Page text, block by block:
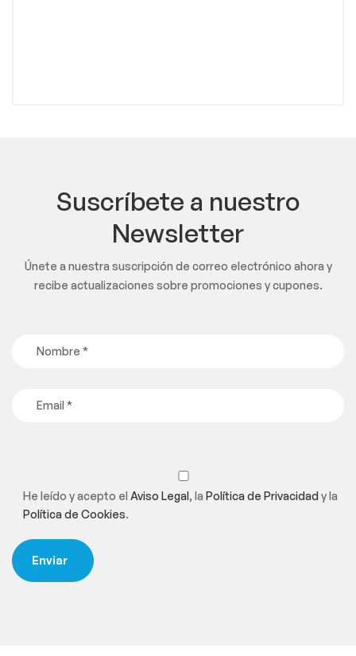
Suscríbete a nuestro
Newsletter
Únete a nuestra suscripción de correo electrónico ahora y
recibe actualizaciones sobre promociones y cupones.
He leído y acepto el Aviso Legal, la Política de Privacidady la
Política de Cookies.